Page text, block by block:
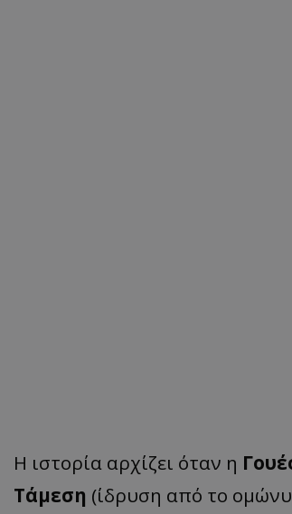
Η ιστορία αρχίζει όταν η
Τάμεση (ίδρυση από το